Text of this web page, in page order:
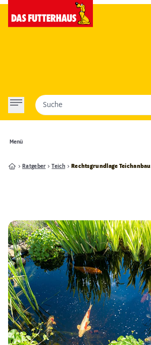
Menü
Suche
Ratgeber Teich Rechtsgrundlage Teichanbau